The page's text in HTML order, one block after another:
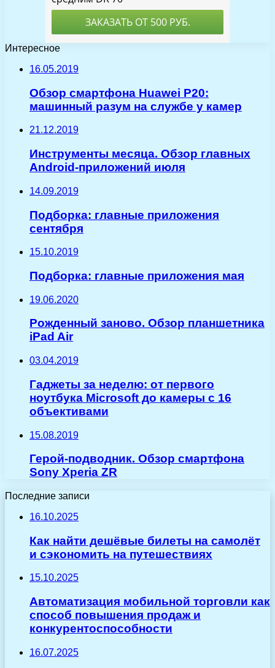
Интересное
16.05.2019
Обзор смартфона Huawei P20:
машинный разум на службе у камер
21.12.2019
Инструменты месяца. Обзор главных
Android-приложений июля
14.09.2019
Подборка: главные приложения
сентября
15.10.2019
Подборка: главные приложения мая
19.06.2020
Рожденный заново. Обзор планшетника
iPad Air
03.04.2019
Гаджеты за неделю: от первого
ноутбука Microsoft до камеры с 16
объективами
15.08.2019
Герой-подводник. Обзор смартфона
Sony Xperia ZR
Последние записи
16.10.2025
Как найти дешёвые билеты на самолёт
и сэкономить на путешествиях
15.10.2025
Автоматизация мобильной торговли как
способ повышения продаж и
конкурентоспособности
16.07.2025